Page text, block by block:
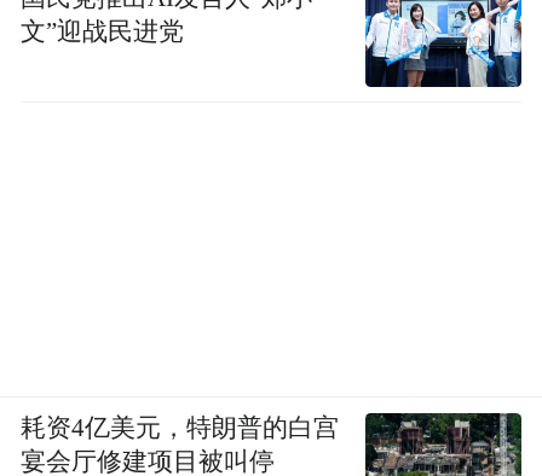
文”迎战民进党
耗资4亿美元，特朗普的白宫
宴会厅修建项目被叫停